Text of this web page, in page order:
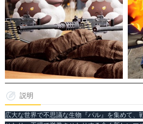
説明
広大な世界で不思議な生物『パル』を集めて、